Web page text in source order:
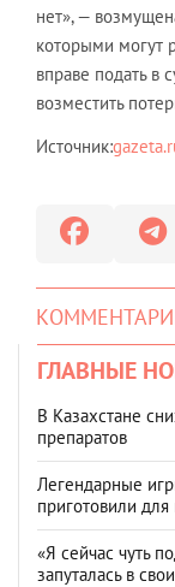
нет», —
которыми могут
вправе подать в
возместить
Источник:
ГЛАВНЫЕ
В Казахстане
препаратов
Легендарные
приготовили
«Я сейчас чуть
запуталась в